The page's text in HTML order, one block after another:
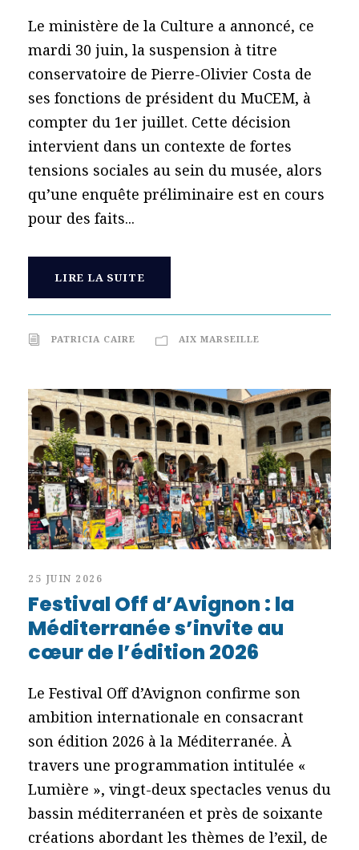
Le ministère de la Culture a annoncé, ce
mardi 30 juin, la suspension à titre
conservatoire de Pierre-Olivier Costa de
ses fonctions de président du MuCEM, à
compter du 1er juillet. Cette décision
intervient dans un contexte de fortes
tensions sociales au sein du musée, alors
qu’une enquête préliminaire est en cours
pour des faits...
LIRE LA SUITE
PATRICIA CAIRE AIX MARSEILLE
25 JUIN 2026
Festival Off d’Avignon : la
Méditerranée s’invite au
cœur de l’édition 2026
Le Festival Off d’Avignon confirme son
ambition internationale en consacrant
son édition 2026 à la Méditerranée. À
travers une programmation intitulée «
Lumière », vingt-deux spectacles venus du
bassin méditerranéen et près de soixante
créations abordant les thèmes de l’exil, de